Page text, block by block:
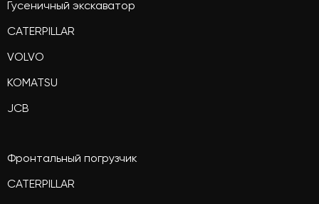
Гусеничный экскаватор
CATERPILLAR
VOLVO
KOMATSU
JCB
Фронтальный погрузчик
CATERPILLAR